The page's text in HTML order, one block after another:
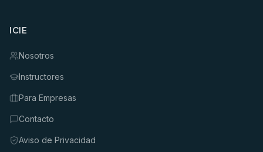
ICIE
Nosotros
Instructores
Para Empresas
Contacto
Aviso de Privacidad